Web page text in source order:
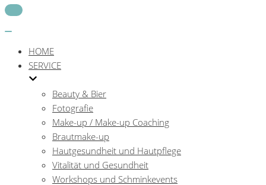
Navigations-
HOME
SERVICE
Beauty & Bier
Fotografie
Make-up / Make-up Coaching
Brautmake-up
Hautgesundheit und Hautpflege
Vitalität und Gesundheit
Workshops und Schminkevents